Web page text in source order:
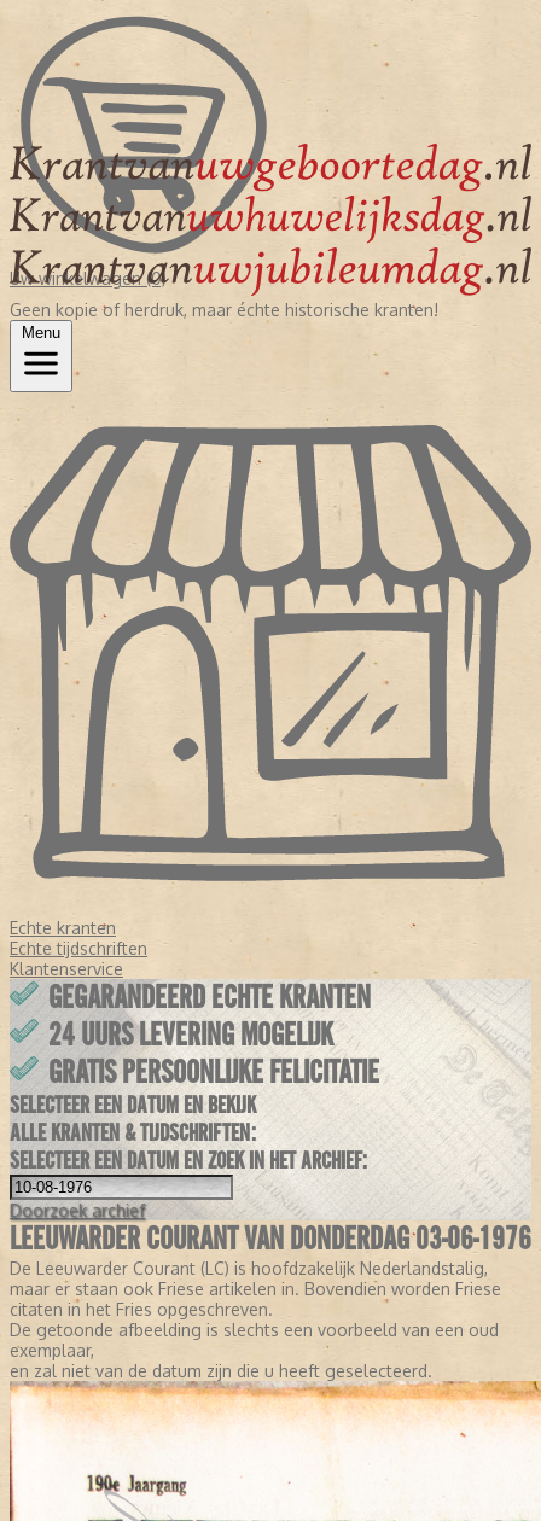
Uw winkelwagen (0)
Geen kopie of herdruk, maar échte historische kranten!
Menu
Echte kranten
Echte tijdschriften
Klantenservice
GEGARANDEERD ECHTE KRANTEN
24 UURS LEVERING MOGELIJK
GRATIS PERSOONLIJKE FELICITATIE
SELECTEER EEN DATUM EN BEKIJK
ALLE KRANTEN & TIJDSCHRIFTEN:
SELECTEER EEN DATUM EN ZOEK IN HET ARCHIEF:
Doorzoek archief
LEEUWARDER COURANT VAN DONDERDAG 03-06-1976
De Leeuwarder Courant (LC) is hoofdzakelijk Nederlandstalig,
maar er staan ook Friese artikelen in. Bovendien worden Friese
citaten in het Fries opgeschreven.
De getoonde afbeelding is slechts een voorbeeld van een oud
exemplaar,
en zal niet van de datum zijn die u heeft geselecteerd.